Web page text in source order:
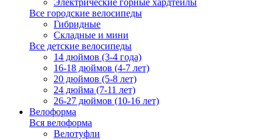
Электрические горные хардтейлы
Все городские велосипеды
Гибридные
Складные и мини
Все детские велосипеды
14 дюймов (3-4 года)
16-18 дюймов (4-7 лет)
20 дюймов (5-8 лет)
24 дюйма (7-11 лет)
26-27 дюймов (10-16 лет)
Велоформа
Вся велоформа
Велотуфли